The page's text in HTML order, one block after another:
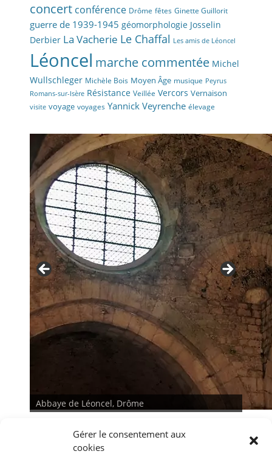
Gérer le consentement aux
cookies
concert conférence Drôme fêtes Ginette Guillorit
guerre de 1939-1945 géomorphologie Josselin
Derbier La Vacherie Le Chaffal Les amis de Léoncel
Léoncel marche commentée Michel
Wullschleger Michèle Bois Moyen Âge musique Peyrus
Romans-sur-Isère Résistance Veillée Vercors Vernaison
visite voyage voyages Yannick Veyrenche élevage
Abbaye de Léoncel, Drôme